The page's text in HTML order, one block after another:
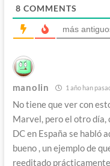
8 COMMENTS
más
manolin 1 año han
No tiene que ver con
Marvel, pero el otro día,
DC en España se habló
bueno , un ejemplo de
reeditado